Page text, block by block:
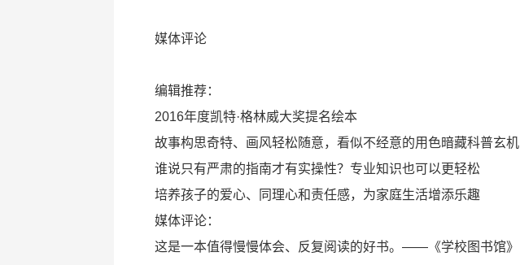
媒体评论
编辑推荐：
2016年度凯特·格林威大奖提名绘本
故事构思奇特、画风轻松随意，看似不经意的用色暗藏科普玄机
谁说只有严肃的指南才有实操性？专业知识也可以更轻松
培养孩子的爱心、同理心和责任感，为家庭生活增添乐趣
媒体评论：
这是一本值得慢慢体会、反复阅读的好书。——《学校图书馆》